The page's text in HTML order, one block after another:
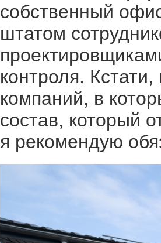
собственный
штатом
контроля.
компаний, в
состав, который
я рекомендую